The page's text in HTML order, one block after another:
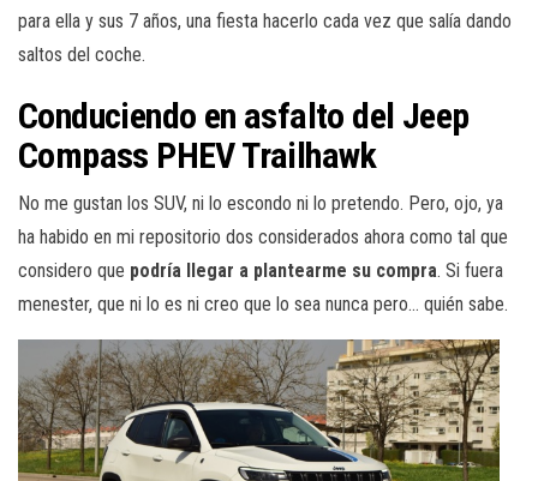
para ella y sus 7 años, una fiesta hacerlo cada vez que salía dando
saltos del coche.
Conduciendo en asfalto del Jeep
Compass PHEV Trailhawk
No me gustan los SUV, ni lo escondo ni lo pretendo. Pero, ojo, ya
ha habido en mi repositorio dos considerados ahora como tal que
considero que podría llegar a plantearme su compra. Si fuera
menester, que ni lo es ni creo que lo sea nunca pero… quién sabe.